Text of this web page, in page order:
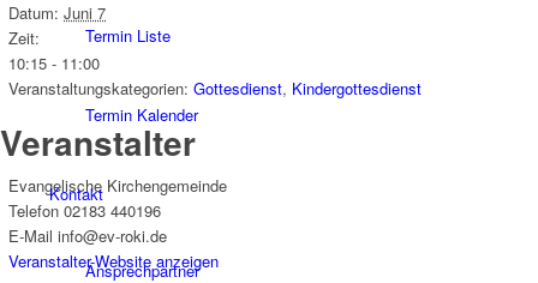
Termin Liste
Termin Kalender
Kontakt
Ansprechpartner
Datum: Juni 7
Zeit:
10:15 - 11:00
Veranstaltungskategorien: Gottesdienst, Kindergottesdienst
Veranstalter
Evangelische Kirchengemeinde
Telefon 02183 440196
E-Mail info@ev-roki.de
Veranstalter-Website anzeigen